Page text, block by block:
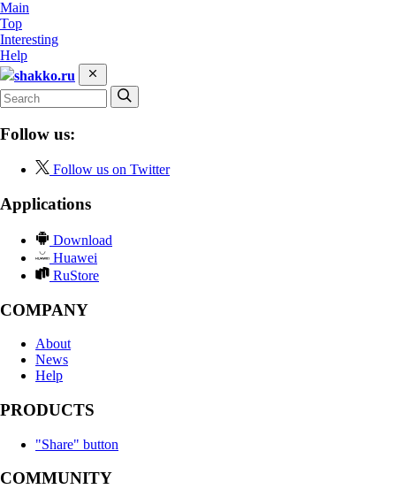
Main
Top
Interesting
Help
shakko.ru
Follow us:
Follow us on Twitter
Applications
Download
Huawei
RuStore
COMPANY
About
News
Help
PRODUCTS
"Share" button
COMMUNITY